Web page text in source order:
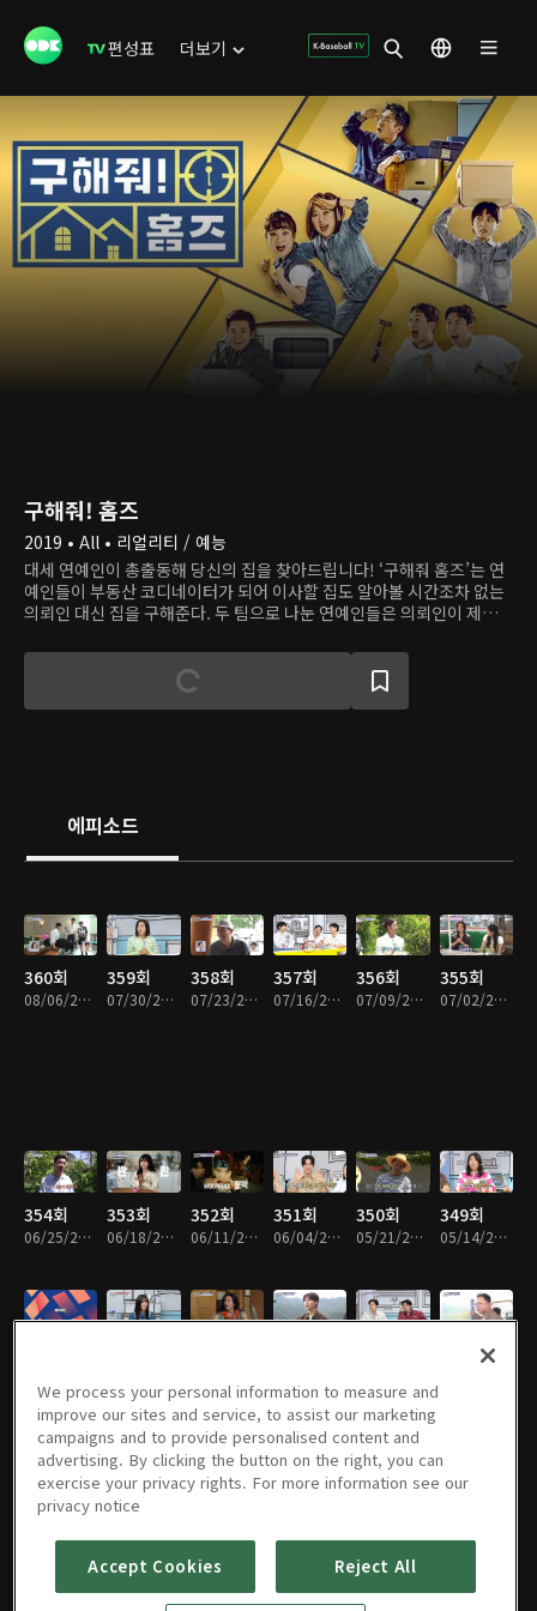
편성표 더보기
구해줘! 홈즈
2019 • All • 리얼리티 / 예능
대세 연예인이 총출동해 당신의 집을 찾아드립니다! ‘구해줘 홈즈’는 연
예인들이 부동산 코디네이터가 되어 이사할 집도 알아볼 시간조차 없는
의뢰인 대신 집을 구해준다. 두 팀으로 나눈 연예인들은 의뢰인이 제시한
지만 의뢰인의 만족을 위해 추운 날씨에도 좁은 골목을 누비고 높은 계단
을 오르는 건 기본! 다년간 자취 생활 경험을 바탕으로 좋은 집, 좋은 동
네를 찾기 위해 최선을 다한다. 서울 시내 전역을 돌아다니며 집을 구한
에피소드
360회
08/06/2026 • 1시간 29분
359회
07/30/2026 • 1시간 31분
358회
07/23/2026 • 1시간 30분
357회
07/16/2026 • 1시간 30분
356회
07/09/2026 • 1시간 26분
355회
07/02/2026 • 1시간 30분
354회
06/25/2026 • 1시간 30분
353회
06/18/2026 • 1시간 30분
352회
06/11/2026 • 1시간 28분
351회
06/04/2026 • 1시간 30분
350회
05/21/2026 • 1시간 31분
349회
05/14/2026 • 1시간 30분
343회
342회
03/26/2026 • 1시간 31분
341회 340회 339회 338회 337회
We process your personal information to measure and
improve our sites and service, to assist our marketing
campaigns and to provide personalised content and
advertising. By clicking the button on the right, you can
exercise your privacy rights. For more information see our
privacy notice
Accept Cookies Reject All